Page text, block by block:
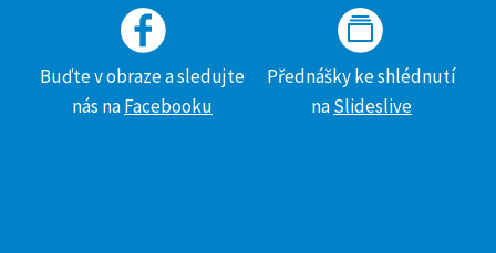
Buďte v obraze a sledujte
nás naFacebooku
Přednášky ke shlédnutí
naSlideslive